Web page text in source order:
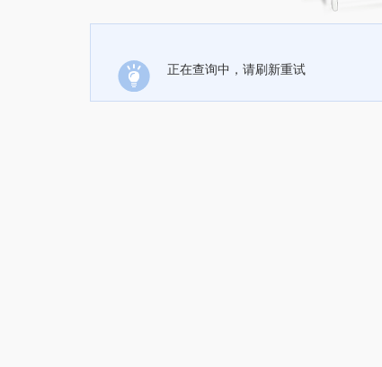
正在查询中，请刷新重试